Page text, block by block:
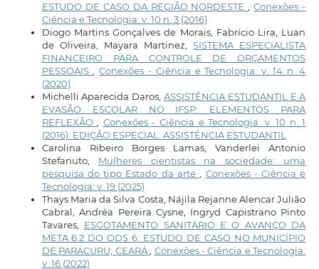
ESTUDO DE CASO DA REGIÃO NORDESTE
,Conexões -
Ciência e Tecnologia: v. 10 n. 3 (2016)
Diogo Martins Gonçalves de Morais, Fabrício Lira, Luan
de Oliveira, Mayara Martinez,SISTEMA ESPECIALISTA
FINANCEIRO PARA CONTROLE DE ORÇAMENTOS
PESSOAIS
,Conexões - Ciência e Tecnologia: v. 14 n. 4
(2020)
Michelli Aparecida Daros, ASSISTÊNCIA ESTUDANTIL E A
EVASÃO ESCOLAR NO IFSP: ELEMENTOS PARA
REFLEXÃO
Conexões - Ciência e Tecnologia: v. 10 n. 1
(2016): EDIÇÃO ESPECIAL: ASSISTÊNCIA ESTUDANTIL
Carolina Ribeiro Borges Lamas, Vanderlei Antonio
Stefanuto, Mulheres cientistas na sociedade: uma
pesquisa do tipo Estado da arte
Conexões - Ciência e
Tecnologia: v. 19 (2025)
Thays Maria da Silva Costa, Nájila Rejanne Alencar Julião
Cabral, Andréa Pereira Cysne, Ingryd Capistrano Pinto
Tavares, ESGOTAMENTO SANITÁRIO E O AVANÇO DA
META 6.2 DO ODS 6: ESTUDO DE CASO NO MUNICÍPIO
DE PARACURU, CEARÁ
Conexões - Ciência e Tecnologia:
v. 16 (2022)